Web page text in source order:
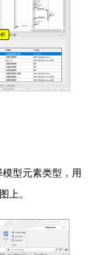
型元素类型，用
上。